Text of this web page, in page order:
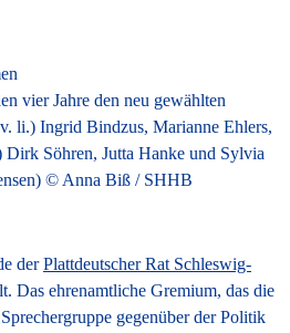
vier Jahre den neu gewählten
li.) Ingrid Bindzus, Marianne Ehlers,
Söhren, Jutta Hanke und Sylvia
© Anna Biß / SHHB
derPlattdeutscher Rat Schleswig-
Das ehrenamtliche Gremium, das die
gegenüber der Politik